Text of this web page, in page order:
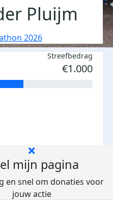
Pluijm
2026
Streefbedrag
€1.000
mijn pagina
en snel om donaties voor
jouw actie